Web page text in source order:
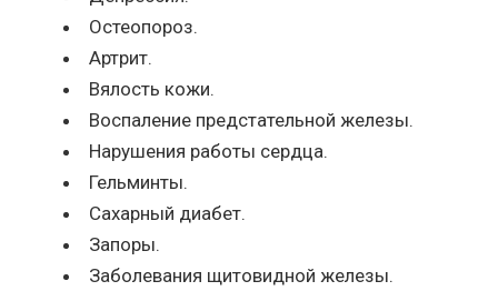
Остеопороз.
Артрит.
Вялость кожи.
Воспаление предстательной железы.
Нарушения работы сердца.
Гельминты.
Сахарный диабет.
Запоры.
Заболевания щитовидной железы.